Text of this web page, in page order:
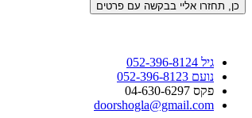
כן, תחזרו אליי בבקשה עם פרטים
גיל 052-396-8124
נועם 052-396-8123
פקס 04-630-6297
doorshogla@gmail.com